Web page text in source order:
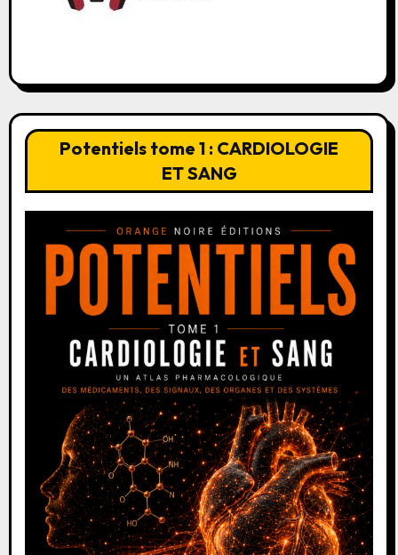
Potentiels tome 1 : CARDIOLOGIE
ET SANG